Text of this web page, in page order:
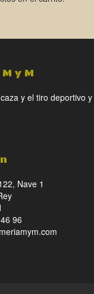
y M
y el tiro deportivo
Nave 1
96